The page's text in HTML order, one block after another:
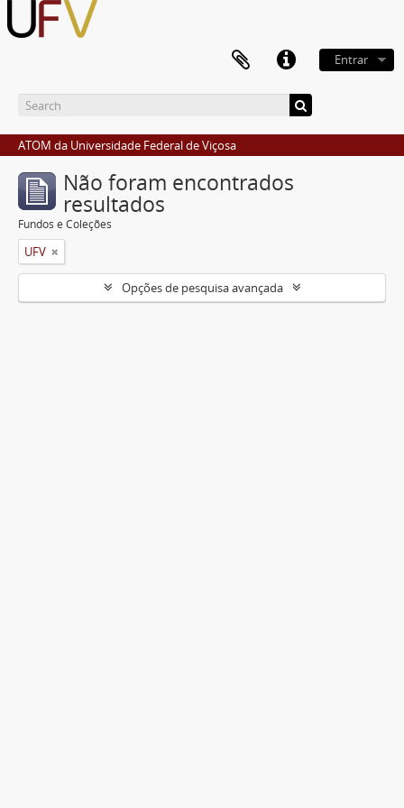
Entrar
ATOM da Universidade Federal de Viçosa
Não foram encontrados
resultados
Fundos e Coleções
UFV
Opções de pesquisa avançada